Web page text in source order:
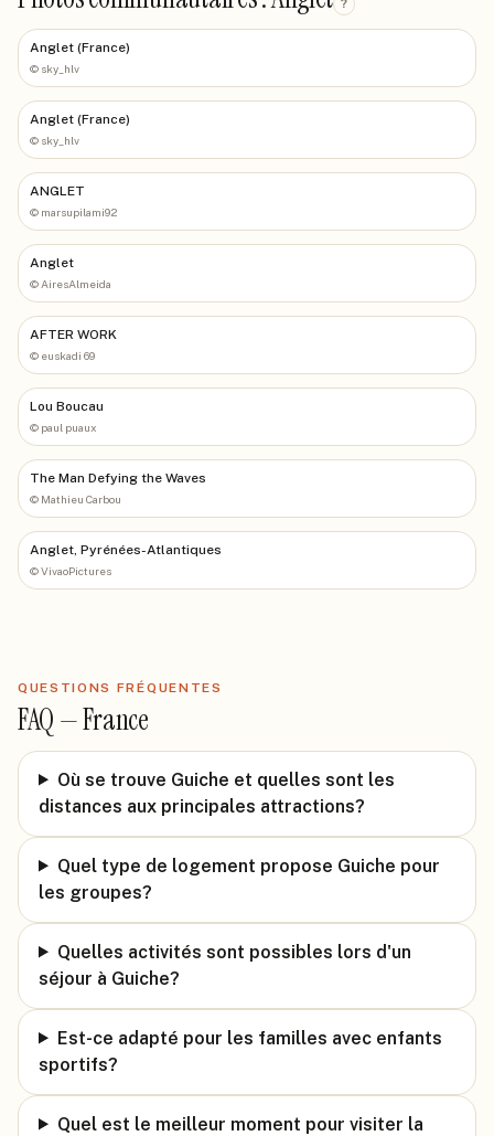
?
Anglet (France)
© sky_hlv
Anglet (France)
© sky_hlv
ANGLET
© marsupilami92
Anglet
© AiresAlmeida
AFTER WORK
© euskadi 69
Lou Boucau
© paul puaux
The Man Defying the Waves
© Mathieu Carbou
Anglet, Pyrénées-Atlantiques
©VivaoPictures
QUESTIONS FRÉQUENTES
FAQ —France
Où se trouve Guiche et quelles sont les
distances aux principales attractions?
Quel type de logement propose Guiche pour
les groupes?
Quelles activités sont possibles lors d'un
séjour à Guiche?
Est-ce adapté pour les familles avec enfants
sportifs?
Quel est le meilleur moment pour visiter la